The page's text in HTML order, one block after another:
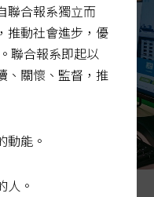
等資源，讓經濟弱勢
聯合報系獨立而
推動社會進步，優
聯合報系即起以
、關懷、監督，推
動能。
人。